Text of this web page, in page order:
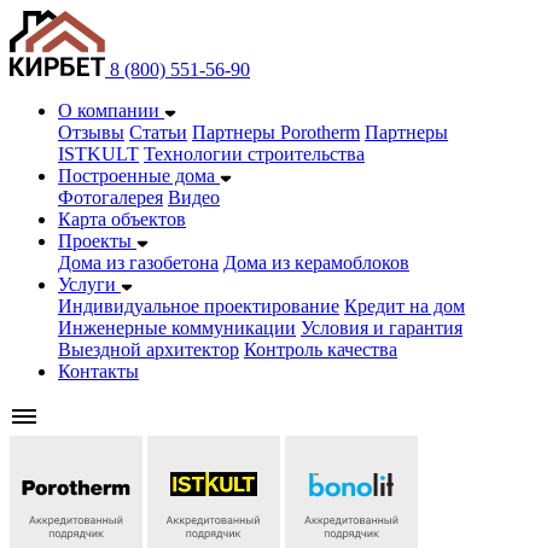
8 (800) 551-56-90
О компании
Отзывы Статьи Партнеры Porotherm Партнеры
ISTKULT Технологии строительства
Построенные дома
Фотогалерея Видео
Карта объектов
Проекты
Дома из газобетонa Дома из керамоблоков
Услуги
Индивидуальное проектирование Кредит на дом
Инженерные коммуникации Условия и гарантия
Выездной архитектор Контроль качества
Контакты